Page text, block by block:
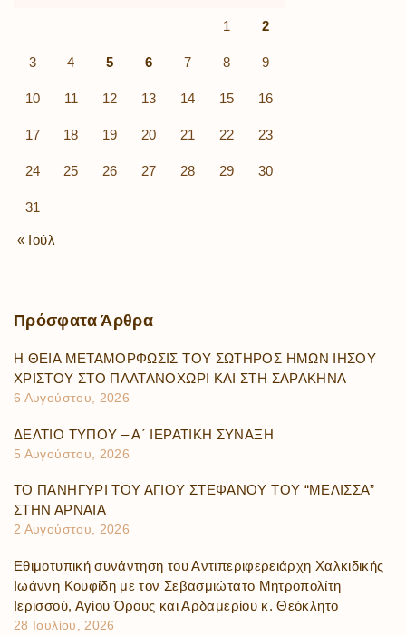
1 2
3 4 5 6 7 8 9
10 11 12 13 14 15 16
17 18 19 20 21 22 23
24 25 26 27 28 29 30
31
« Ιούλ
Πρόσφατα Άρθρα
Η ΘΕΙΑ ΜΕΤΑΜΟΡΦΩΣΙΣ ΤΟΥ ΣΩΤΗΡΟΣ ΗΜΩΝ ΙΗΣΟΥ
ΧΡΙΣΤΟΥ ΣΤΟ ΠΛΑΤΑΝΟΧΩΡΙ ΚΑΙ ΣΤΗ ΣΑΡΑΚΗΝΑ
6 Αυγούστου, 2026
ΔΕΛΤΙΟ ΤΥΠΟΥ – Α΄ ΙΕΡΑΤΙΚΗ ΣΥΝΑΞΗ
5 Αυγούστου, 2026
ΤΟ ΠΑΝΗΓΥΡΙ ΤΟΥ ΑΓΙΟΥ ΣΤΕΦΑΝΟΥ ΤΟΥ “ΜΕΛΙΣΣΑ”
ΣΤΗΝ ΑΡΝΑΙΑ
2 Αυγούστου, 2026
Εθιμοτυπική συνάντηση του Αντιπεριφερειάρχη Χαλκιδικής
Ιωάννη Κουφίδη με τον Σεβασμιώτατο Μητροπολίτη
Ιερισσού, Αγίου Όρους και Αρδαμερίου κ. Θεόκλητο
28 Ιουλίου, 2026